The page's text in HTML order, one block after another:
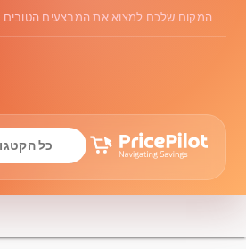
המקום שלכם למצוא את המבצעים הטובים
כל